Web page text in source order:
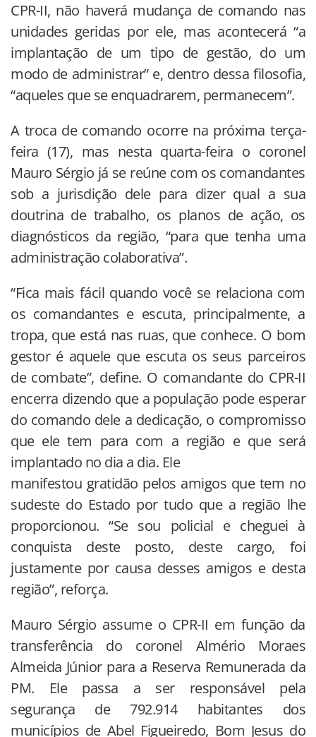
CPR-II, não haverá mudança de comando nas
unidades geridas por ele, mas acontecerá “a
implantação de um tipo de gestão, do um
modo de administrar” e, dentro dessa filosofia,
“aqueles que se enquadrarem, permanecem”.
A troca de comando ocorre na próxima terça-
feira (17), mas nesta quarta-feira o coronel
Mauro Sérgio já se reúne com os comandantes
sob a jurisdição dele para dizer qual a sua
doutrina de trabalho, os planos de ação, os
diagnósticos da região, “para que tenha uma
administração colaborativa”.
“Fica mais fácil quando você se relaciona com
os comandantes e escuta, principalmente, a
tropa, que está nas ruas, que conhece. O bom
gestor é aquele que escuta os seus parceiros
de combate”, define. O comandante do CPR-II
encerra dizendo que a população pode esperar
do comando dele a dedicação, o compromisso
que ele tem para com a região e que será
implantado no dia a dia. Ele
manifestou gratidão pelos amigos que tem no
sudeste do Estado por tudo que a região lhe
proporcionou. “Se sou policial e cheguei à
conquista deste posto, deste cargo, foi
justamente por causa desses amigos e desta
região”, reforça.
Mauro Sérgio assume o CPR-II em função da
transferência do coronel Almério Moraes
Almeida Júnior para a Reserva Remunerada da
PM. Ele passa a ser responsável pela
segurança de 792.914 habitantes dos
municípios de Abel Figueiredo, Bom Jesus do